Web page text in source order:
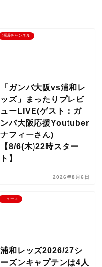
浦議チャンネル
「ガンバ大阪vs浦和レ
ッズ」まったりプレビ
ューLIVE(ゲスト：ガ
ンバ大阪応援Youtuber
ナフィーさん)
【8/6(木)22時スター
ト】
2026年8月6日
ニュース
浦和レッズ2026/27シ
ーズンキャプテンは4人